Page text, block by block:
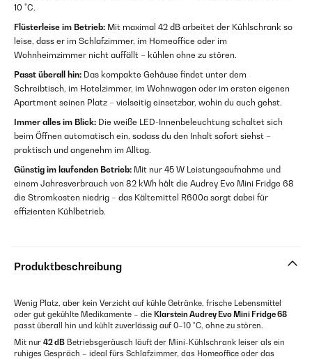
10 °C.
Flüsterleise im Betrieb: Mit maximal 42 dB arbeitet der Kühlschrank so
leise, dass er im Schlafzimmer, im Homeoffice oder im
Wohnheimzimmer nicht auffällt – kühlen ohne zu stören.
Passt überall hin: Das kompakte Gehäuse findet unter dem
Schreibtisch, im Hotelzimmer, im Wohnwagen oder im ersten eigenen
Apartment seinen Platz – vielseitig einsetzbar, wohin du auch gehst.
Immer alles im Blick: Die weiße LED-Innenbeleuchtung schaltet sich
beim Öffnen automatisch ein, sodass du den Inhalt sofort siehst –
praktisch und angenehm im Alltag.
Günstig im laufenden Betrieb: Mit nur 45 W Leistungsaufnahme und
einem Jahresverbrauch von 82 kWh hält die Audrey Evo Mini Fridge 68
die Stromkosten niedrig – das Kältemittel R600a sorgt dabei für
effizienten Kühlbetrieb.
Produktbeschreibung
Wenig Platz, aber kein Verzicht auf kühle Getränke, frische Lebensmittel
oder gut gekühlte Medikamente – die Klarstein Audrey Evo Mini Fridge 68
passt überall hin und kühlt zuverlässig auf 0–10 °C, ohne zu stören.
Mit nur 42 dB Betriebsgeräusch läuft der Mini-Kühlschrank leiser als ein
ruhiges Gespräch – ideal fürs Schlafzimmer, das Homeoffice oder das